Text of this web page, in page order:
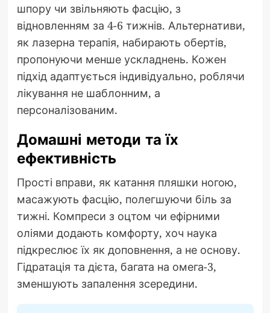
шпору чи звільняють фасцію, з
відновленням за 4-6 тижнів. Альтернативи,
як лазерна терапія, набирають обертів,
пропонуючи менше ускладнень. Кожен
підхід адаптується індивідуально, роблячи
лікування не шаблонним, а
персоналізованим.
Домашні методи та їх
ефективність
Прості вправи, як катання пляшки ногою,
масажують фасцію, полегшуючи біль за
тижні. Компреси з оцтом чи ефірними
оліями додають комфорту, хоч наука
підкреслює їх як доповнення, а не основу.
Гідратація та дієта, багата на омега-3,
зменшують запалення зсередини.